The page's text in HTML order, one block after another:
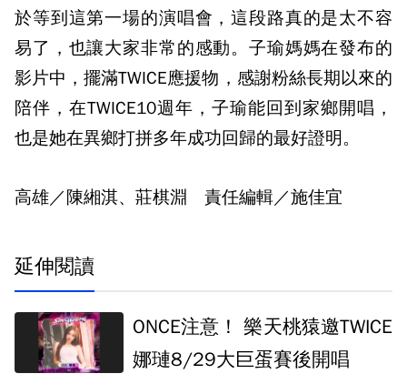
於等到這第一場的演唱會，這段路真的是太不容
易了，也讓大家非常的感動。子瑜媽媽在發布的
影片中，擺滿TWICE應援物，感謝粉絲長期以來的
陪伴，在TWICE10週年，子瑜能回到家鄉開唱，
也是她在異鄉打拼多年成功回歸的最好證明。
高雄／陳緗淇、莊棋淵 責任編輯／施佳宜
延伸閱讀
ONCE注意！ 樂天桃猿邀TWICE
娜璉8/29大巨蛋賽後開唱